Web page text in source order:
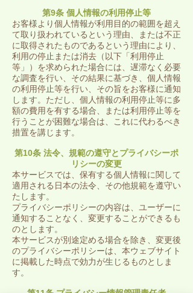
第9条 個人情報の利用停止等
お客様より個人情報が利用目的の範囲を超え
て取り扱われているという理由、または不正
に取得されたものであるという理由により、
利用の停止または消去（以下「利用停止
等」）を求められた場合には、遅滞なく必要
な調査を行い、その結果に基づき、個人情報
の利用停止等を行い、その旨をお客様に通知
します。ただし、個人情報の利用停止等に多
額の費用を有する場合、または利用停止等を
行うことが困難な場合は、これに代わるべき
措置を講じます。
第10条 法令、規範の遵守とプライバシーポ
リシーの変更
本サービスでは、保有する個人情報に関して
適用される日本の法令、その他規範を遵守い
たします。
プライバシーポリシーの内容は、ユーザーに
通知することなく、変更することができるも
のとします。
本サービスが別途定める場合を除き、変更後
のプライバシーポリシーは、本ウェブサイト
に掲載した時点で効力が生じるものとしま
す。